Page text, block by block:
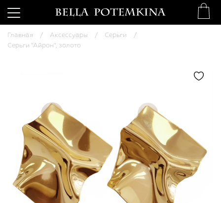
Главная Аксессуары
Серьги
Серьги "Айрон", золото